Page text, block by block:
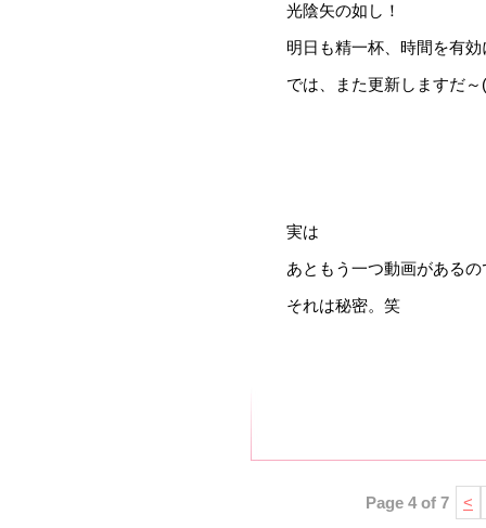
光陰矢の如し！
明日も精一杯、時間を有
では、また更新しますだ
実は
あともう一つ動画がある
それは秘密。笑
Page 4 of 7 <